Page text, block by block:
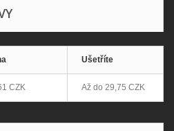
Ušetříte
CZK Až do 29,75 CZK